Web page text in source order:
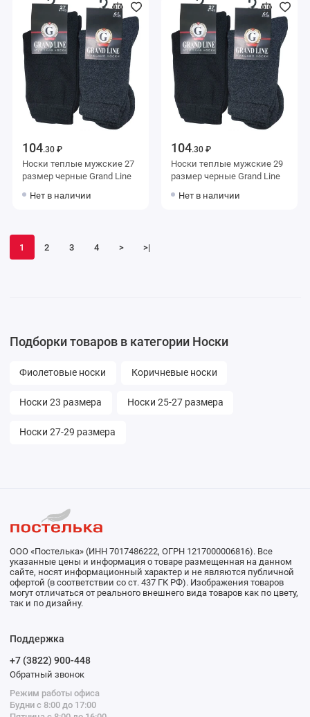
104.30 ₽
Носки теплые мужские 27
размер черные Grand Line
Нет в наличии
104.30 ₽
Носки теплые мужские 29
размер черные Grand Line
Нет в наличии
1 2 3 4 > >|
Подборки товаров в категории Носки
Фиолетовые носки Коричневые носки
Носки 23 размера Носки 25-27 размера
Носки 27-29 размера
ООО «Постелька» (ИНН 7017486222, ОГРН 1217000006816). Все
указанные цены и информация о товаре размещенная на данном
сайте, носят информационный характер и не являются публичной
офертой (в соответствии со ст. 437 ГК РФ). Изображения товаров
могут отличаться от реального внешнего вида товаров как по цвету,
так и по дизайну.
Поддержка
+7 (3822) 900-448
Обратный звонок
Режим работы офиса
Будни с 8:00 до 17:00